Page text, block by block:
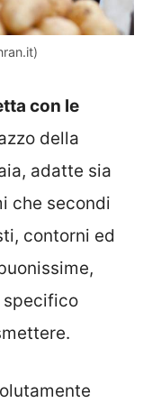
con le
della
adatte sia
che secondi
contorni ed
specifico